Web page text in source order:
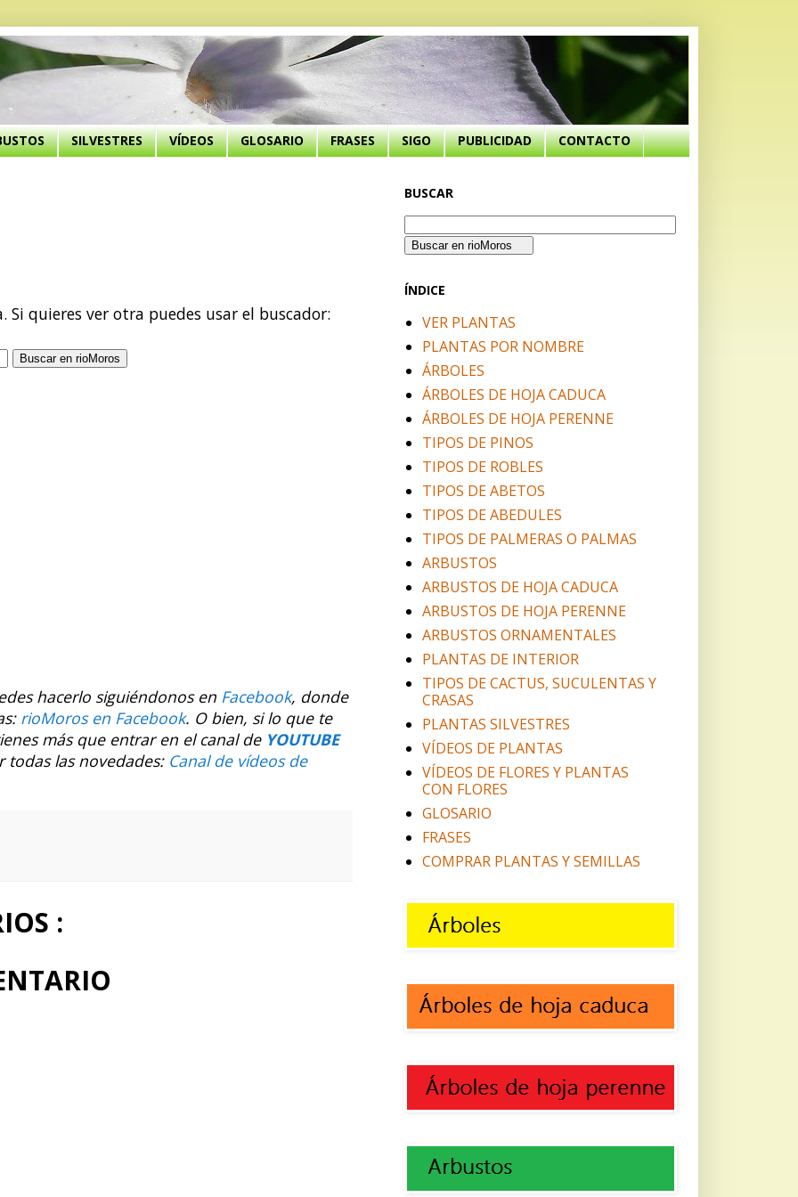
SILVESTRES VÍDEOS GLOSARIO FRASES SIGO PUBLICIDAD CONTACTO
quieres ver otra puedes usar el buscador:
hacerlo siguiéndonos en Facebook, donde
rioMoros en Facebook. O bien, si lo que te
más que entrar en el canal de YOUTUBE
todas las novedades: Canal de vídeos de
:
BUSCAR
ÍNDICE
VER PLANTAS
PLANTAS POR NOMBRE
ÁRBOLES
ÁRBOLES DE HOJA CADUCA
ÁRBOLES DE HOJA PERENNE
TIPOS DE PINOS
TIPOS DE ROBLES
TIPOS DE ABETOS
TIPOS DE ABEDULES
TIPOS DE PALMERAS O PALMAS
ARBUSTOS
ARBUSTOS DE HOJA CADUCA
ARBUSTOS DE HOJA PERENNE
ARBUSTOS ORNAMENTALES
PLANTAS DE INTERIOR
TIPOS DE CACTUS, SUCULENTAS Y
CRASAS
PLANTAS SILVESTRES
VÍDEOS DE PLANTAS
VÍDEOS DE FLORES Y PLANTAS
CON FLORES
GLOSARIO
FRASES
COMPRAR PLANTAS Y SEMILLAS